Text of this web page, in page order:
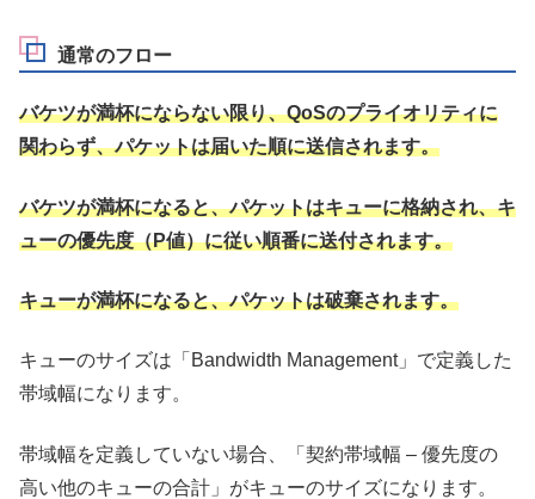
通常のフロー
バケツが満杯にならない限り、QoSのプライオリティに
関わらず、パケットは届いた順に送信されます。
バケツが満杯になると、パケットはキューに格納され、キ
ューの優先度（P値）に従い順番に送付されます。
キューが満杯になると、パケットは破棄されます。
キューのサイズは「Bandwidth Management」で定義した
帯域幅になります。
帯域幅を定義していない場合、「契約帯域幅 – 優先度の
高い他のキューの合計」がキューのサイズになります。